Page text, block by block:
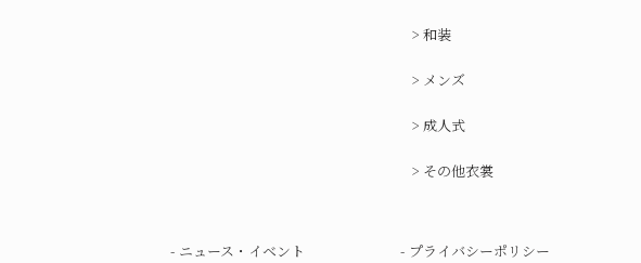
和装
メンズ
成人式
その他衣裳
ニュース・イベント プライバシーポリシー